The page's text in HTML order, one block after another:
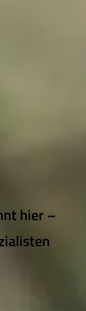
hier –